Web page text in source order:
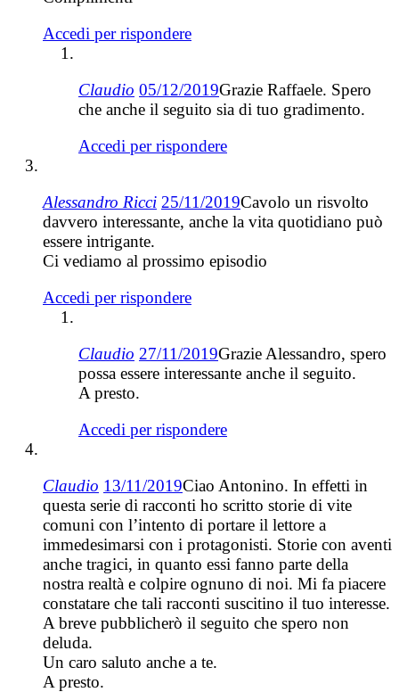
Accedi per rispondere
Claudio 05/12/2019Grazie Raffaele. Spero
che anche il seguito sia di tuo gradimento.
Accedi per rispondere
Alessandro Ricci 25/11/2019Cavolo un risvolto
davvero interessante, anche la vita quotidiano può
essere intrigante.
Ci vediamo al prossimo episodio
Accedi per rispondere
Claudio 27/11/2019Grazie Alessandro, spero
possa essere interessante anche il seguito.
A presto.
Accedi per rispondere
Claudio 13/11/2019Ciao Antonino. In effetti in
questa serie di racconti ho scritto storie di vite
comuni con l’intento di portare il lettore a
immedesimarsi con i protagonisti. Storie con aventi
anche tragici, in quanto essi fanno parte della
nostra realtà e colpire ognuno di noi. Mi fa piacere
constatare che tali racconti suscitino il tuo interesse.
A breve pubblicherò il seguito che spero non
deluda.
Un caro saluto anche a te.
A presto.